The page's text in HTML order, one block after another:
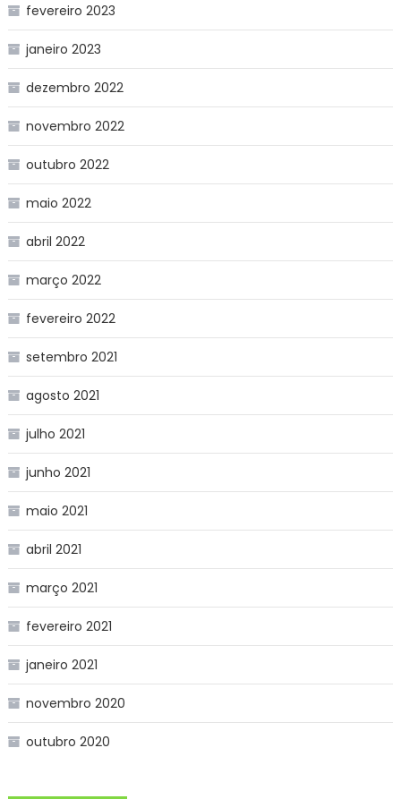
fevereiro 2023
janeiro 2023
dezembro 2022
novembro 2022
outubro 2022
maio 2022
abril 2022
março 2022
fevereiro 2022
setembro 2021
agosto 2021
julho 2021
junho 2021
maio 2021
abril 2021
março 2021
fevereiro 2021
janeiro 2021
novembro 2020
outubro 2020